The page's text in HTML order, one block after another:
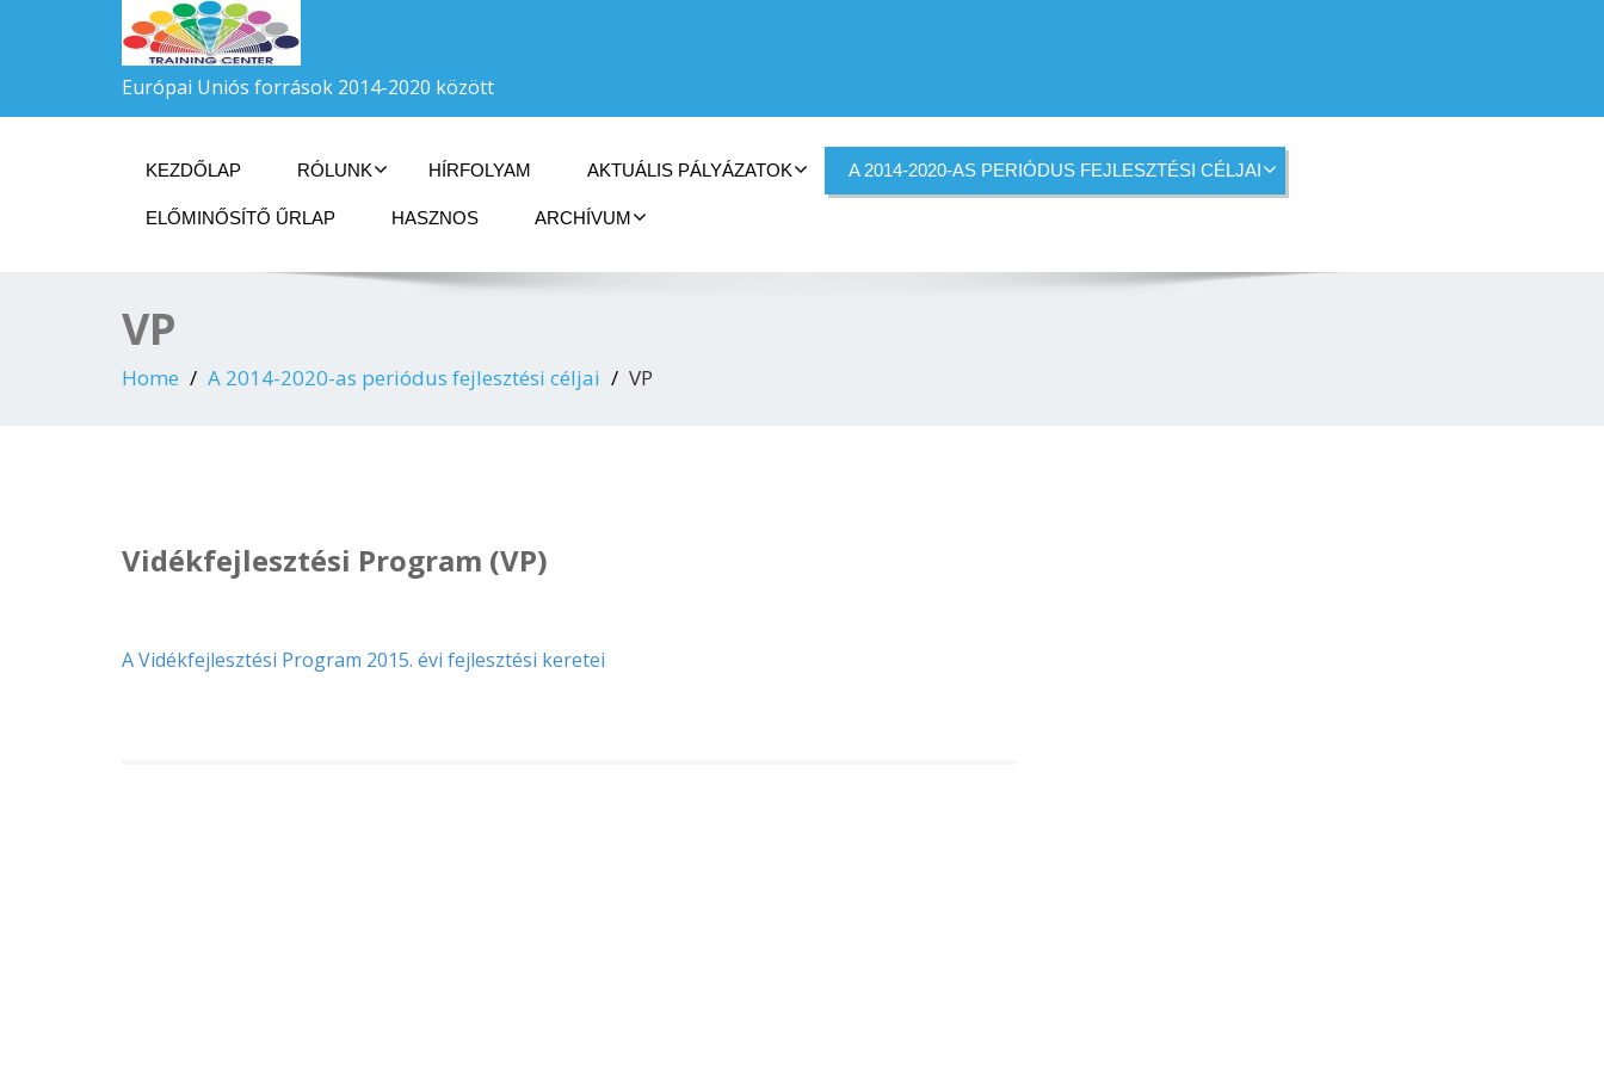
Európai Uniós források 2014-2020 között
KEZDŐLAP RÓLUNK HÍRFOLYAM AKTUÁLIS PÁLYÁZATOK A 2014-2020-AS PERIÓDUS FEJLESZTÉSI CÉLJAI
ELŐMINŐSÍTŐ ŰRLAP HASZNOS ARCHÍVUM
VP
Home A 2014-2020-as periódus fejlesztési céljai VP
Vidékfejlesztési Program (VP)
A Vidékfejlesztési Program 2015. évi fejlesztési keretei